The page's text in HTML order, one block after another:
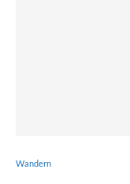
Wandern